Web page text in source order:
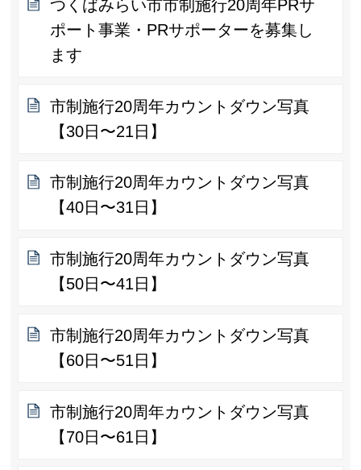
つくばみらい市市制施行20周年PRサ
ポート事業・PRサポーターを募集し
ます
市制施行20周年カウントダウン写真
【30日〜21日】
市制施行20周年カウントダウン写真
【40日〜31日】
市制施行20周年カウントダウン写真
【50日〜41日】
市制施行20周年カウントダウン写真
【60日〜51日】
市制施行20周年カウントダウン写真
【70日〜61日】